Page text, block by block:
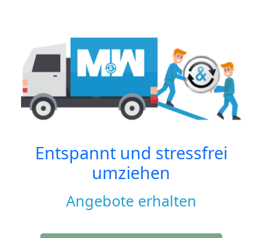
Entspannt und stressfrei
umziehen
Angebote erhalten